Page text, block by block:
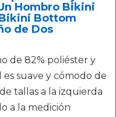
Hombro Bikini
Bottom
de Dos
de 82% poliéster y
es suave y cómodo de
tallas a la izquierda
a la medición